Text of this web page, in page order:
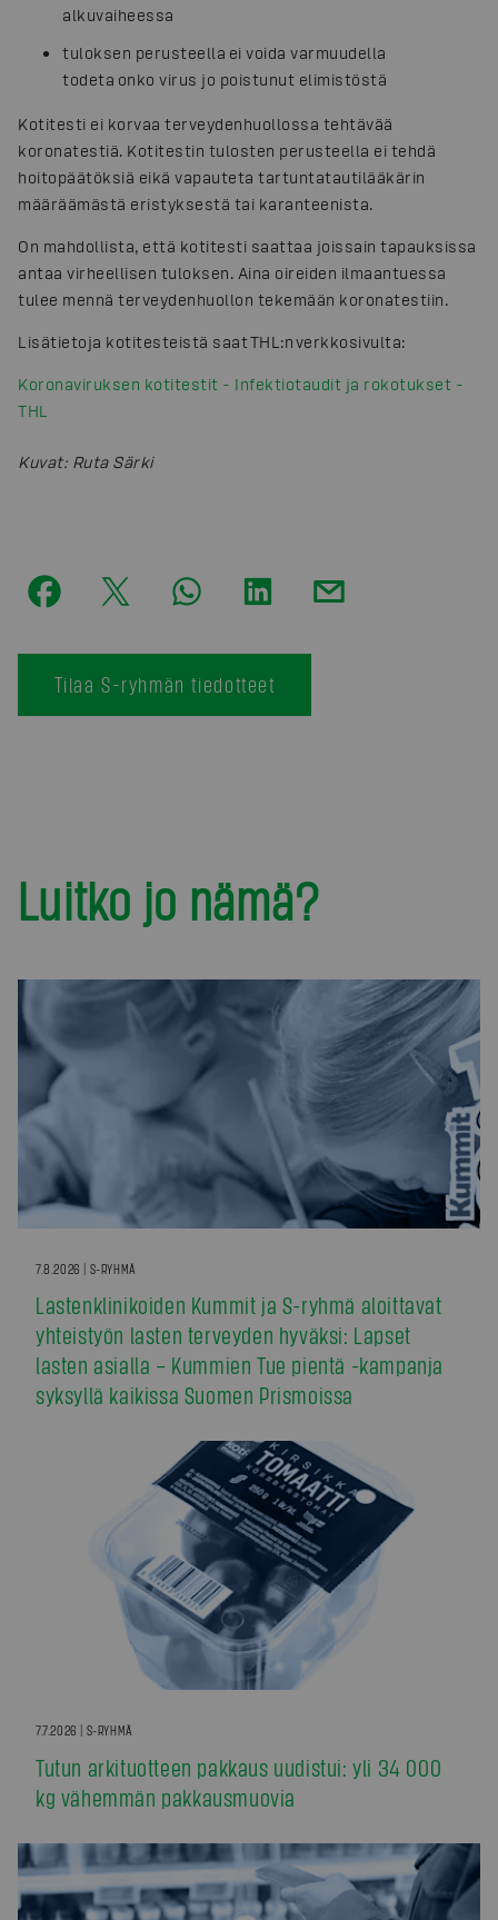
alkuvaiheessa
tuloksen perusteella ei voida varmuudella
todeta onko virus jo poistunut elimistöstä
Kotitesti ei korvaa terveydenhuollossa tehtävää
koronatestiä. Kotitestin tulosten perusteella ei tehdä
hoitopäätöksiä eikä vapauteta tartuntatautilääkärin
määräämästä eristyksestä tai karanteenista.
On mahdollista, että kotitesti saattaa joissain tapauksissa
antaa virheellisen tuloksen. Aina oireiden ilmaantuessa
tulee mennä terveydenhuollon tekemään koronatestiin.
Lisätietoja kotitesteistä saat THL:n verkkosivulta:
Koronaviruksen kotitestit - Infektiotaudit ja rokotukset -
THL
Kuvat: Ruta Särki
Tilaa S-ryhmän tiedotteet
Luitko jo nämä?
7.8.2026 | S-RYHMÄ
Lastenklinikoiden Kummit ja S-ryhmä aloittavat
yhteistyön lasten terveyden hyväksi: Lapset
lasten asialla – Kummien Tue pientä -kampanja
syksyllä kaikissa Suomen Prismoissa
7.7.2026 | S-RYHMÄ
Tutun arkituotteen pakkaus uudistui: yli 34 000
kg vähemmän pakkausmuovia